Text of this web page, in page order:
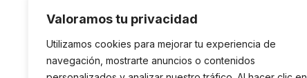
Valoramos tu privacidad
Utilizamos cookies para mejorar tu experiencia de
navegación, mostrarte anuncios o contenidos